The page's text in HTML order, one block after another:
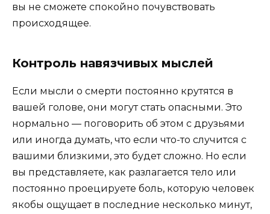
вы не сможете спокойно почувствовать
происходящее.
Контроль навязчивых мыслей
Если мысли о смерти постоянно крутятся в
вашей голове, они могут стать опасными. Это
нормально — поговорить об этом с друзьями
или иногда думать, что если что-то случится с
вашими близкими, это будет сложно. Но если
вы представляете, как разлагается тело или
постоянно проецируете боль, которую человек
якобы ощущает в последние несколько минут,